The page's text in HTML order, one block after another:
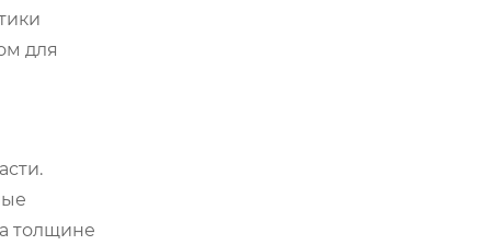
для
толщине